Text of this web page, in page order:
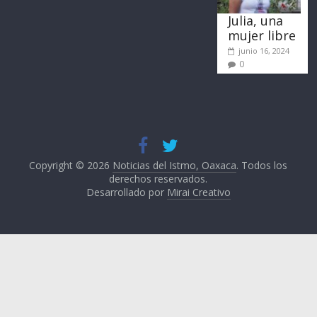
Julia, una
mujer libre
junio 16, 2024
0
Copyright © 2026 Noticias del Istmo, Oaxaca. Todos los
derechos reservados.
Desarrollado por Mirai Creativo